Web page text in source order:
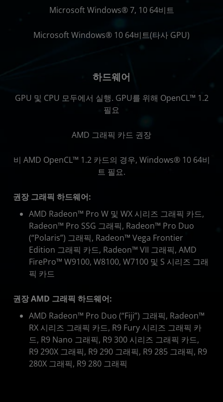
Microsoft Windows® 7, 10 64비트
Microsoft Windows® 10 64비트(타사 GPU)
하드웨어
GPU 및 CPU 모두에서 실행. GPU를 위해 OpenCL™ 1.2
필요
AMD 그래픽 카드 권장
비 AMD OpenCL™ 1.2 카드의 경우, Windows® 10 64비
트 필요.
권장 그래픽 하드웨어:
AMD Radeon™ Pro W 및 WX 시리즈 그래픽 카드,
Radeon™ Pro SSG 그래픽, Radeon™ Pro Duo
(“Polaris”) 그래픽, Radeon™ Vega Frontier
Edition 그래픽 카드, Radeon™ VII 그래픽, AMD
FirePro™ W9100, W8100, W7100 및 S 시리즈 그래
픽 카드
권장 AMD 그래픽 하드웨어:
AMD Radeon™ Pro Duo (“Fiji”) 그래픽, Radeon™
RX 시리즈 그래픽 카드, R9 Fury 시리즈 그래픽 카
드, R9 Nano 그래픽, R9 300 시리즈 그래픽 카드,
R9 290X 그래픽, R9 290 그래픽, R9 285 그래픽, R9
280X 그래픽, R9 280 그래픽